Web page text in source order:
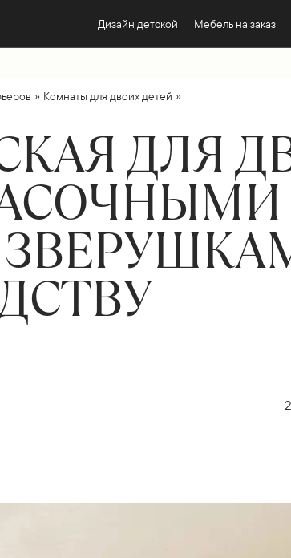
Дизайн детской Мебель на заказ
» Комнаты для двоих детей »
ДЛЯ